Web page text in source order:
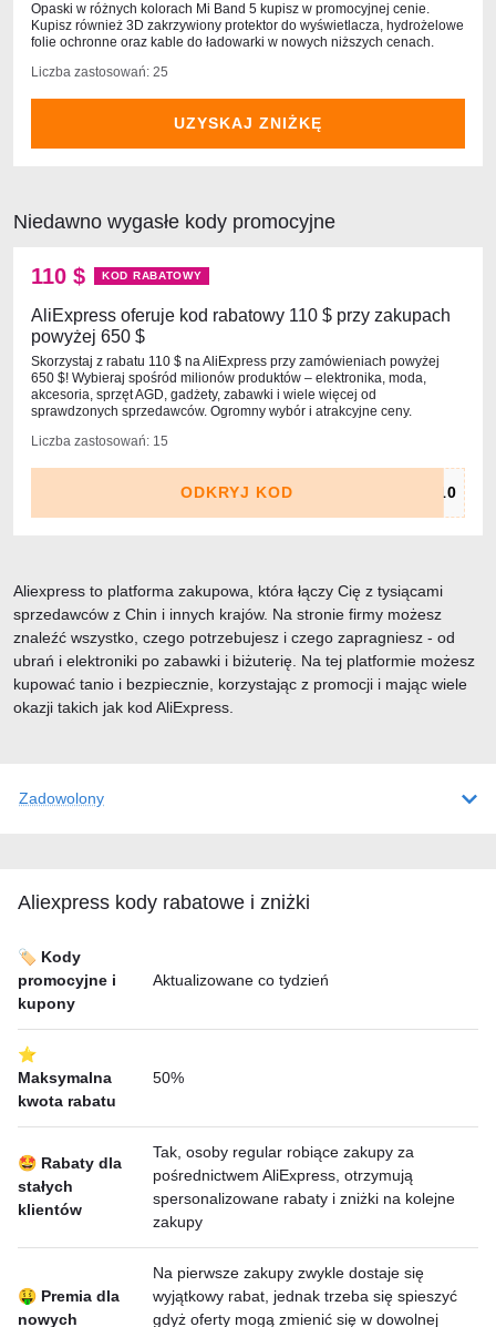
Opaski w różnych kolorach Mi Band 5 kupisz w promocyjnej cenie.
Kupisz również 3D zakrzywiony protektor do wyświetlacza, hydrożelowe
folie ochronne oraz kable do ładowarki w nowych niższych cenach.
Liczba zastosowań: 25
UZYSKAJ ZNIŻKĘ
Niedawno wygasłe kody promocyjne
110 $ KOD RABATOWY
AliExpress oferuje kod rabatowy 110 $ przy zakupach
powyżej 650 $
Skorzystaj z rabatu 110 $ na AliExpress przy zamówieniach powyżej
650 $! Wybieraj spośród milionów produktów – elektronika, moda,
akcesoria, sprzęt AGD, gadżety, zabawki i wiele więcej od
sprawdzonych sprzedawców. Ogromny wybór i atrakcyjne ceny.
Liczba zastosowań: 15
ODKRYJ KOD
Zadowolony
Aliexpress kody rabatowe i zniżki
🏷️ Kody
promocyjne i
kupony
Aktualizowane co tydzień
⭐
Maksymalna
kwota rabatu
50%
🤩 Rabaty dla
stałych
klientów
Tak, osoby regular robiące zakupy za
pośrednictwem AliExpress, otrzymują
spersonalizowane rabaty i zniżki na kolejne
zakupy
🤑 Premia dla
nowych
Na pierwsze zakupy zwykle dostaje się
wyjątkowy rabat, jednak trzeba się spieszyć
gdyż oferty mogą zmienić się w dowolnej
Aliexpress to platforma zakupowa, która łączy Cię z tysiącami
sprzedawców z Chin i innych krajów. Na stronie firmy możesz
znaleźć wszystko, czego potrzebujesz i czego zapragniesz - od
ubrań i elektroniki po zabawki i biżuterię. Na tej platformie możesz
kupować tanio i bezpiecznie, korzystając z promocji i mając wiele
okazji takich jak kod AliExpress.